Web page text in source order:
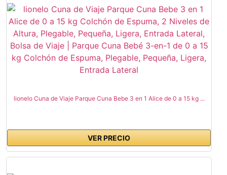
lionelo Cuna de Viaje Parque Cuna Bebe 3 en 1 Alice de 0 a 15 kg ...
VER PRECIO